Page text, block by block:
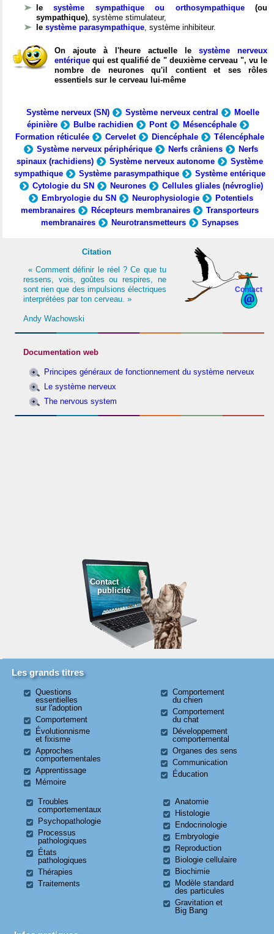
lesystème sympathique ou orthosympathique(ou
sympathique), système stimulateur,
le système parasympathique, système inhibiteur.
On ajoute à l'heure actuelle le système nerveux
entérique qui est qualifié de " deuxième cerveau ", vu le
nombre de neurones qu'il contient et ses rôles
essentiels sur le cerveau lui-même
Système nerveux (SN) Système nerveux central
Moelle
épinière
Bulbe rachidien Pont
Mésencéphale
Formation réticulée
Cervelet Diencéphale
Télencéphale
Système nerveux périphérique
Nerfs crâniens
Nerfs
spinaux (rachidiens)
Système nerveux autonome
Système
sympathique
Système parasympathique
Système entérique
Cytologie du SN
Neurones
Cellules gliales (névroglie)
Embryologie du SN
Neurophysiologie
Potentiels
membranaires
Récepteurs membranaires
Transporteurs
membranaires
Neurotransmetteurs Synapses
Contact
Citation
« Comment définir le réel ? Ce que tu
ressens, vois, goûtes ou respires, ne
sont rien que des impulsions électriques
interprétées par ton cerveau. »
Andy Wachowski
Documentation web
Principes généraux de fonctionnement du système nerveux
Le système nerveux
The nervous system
Contact
publicité
Les grands titres
Questions
essentielles
sur l'adoption
Comportement
Évolutionnisme
et fixisme
Approches
comportementales
Apprentissage
Mémoire
Comportement
du chien
Comportement
du chat
Développement
comportemental
Organes des sens
Communication
Éducation
Troubles
comportementaux
Psychopathologie
Processus
pathologiques
États
pathologiques
Thérapies
Traitements
Anatomie
Histologie
Endocrinologie
Embryologie
Reproduction
Biologie cellulaire
Biochimie
Modèle standard
des particules
Gravitation et
Big Bang